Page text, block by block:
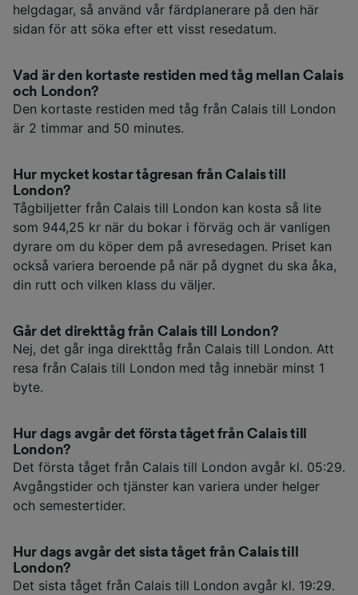
helgdagar, så använd vår färdplanerare på den här
sidan för att söka efter ett visst resedatum.
Vad är den kortaste restiden med tåg mellan Calais
och London?
Den kortaste restiden med tåg från Calais till London
är 2 timmar and 50 minutes.
Hur mycket kostar tågresan från Calais till
London?
Tågbiljetter från Calais till London kan kosta så lite
som 944,25 kr när du bokar i förväg och är vanligen
dyrare om du köper dem på avresedagen. Priset kan
också variera beroende på när på dygnet du ska åka,
din rutt och vilken klass du väljer.
Går det direkttåg från Calais till London?
Nej, det går inga direkttåg från Calais till London. Att
resa från Calais till London med tåg innebär minst 1
byte.
Hur dags avgår det första tåget från Calais till
London?
Det första tåget från Calais till London avgår kl. 05:29.
Avgångstider och tjänster kan variera under helger
och semestertider.
Hur dags avgår det sista tåget från Calais till
London?
Det sista tåget från Calais till London avgår kl. 19:29.